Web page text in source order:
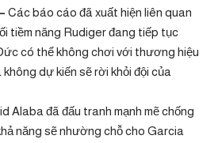
Các báo cáo đã xuất hiện liên quan
tiềm năng Rudiger đang tiếp tục
có thể không chơi với thương hiệu
dự kiến ​​sẽ rời khỏi đội của
Alaba đã đấu tranh mạnh mẽ chống
năng sẽ nhường chỗ cho Garcia